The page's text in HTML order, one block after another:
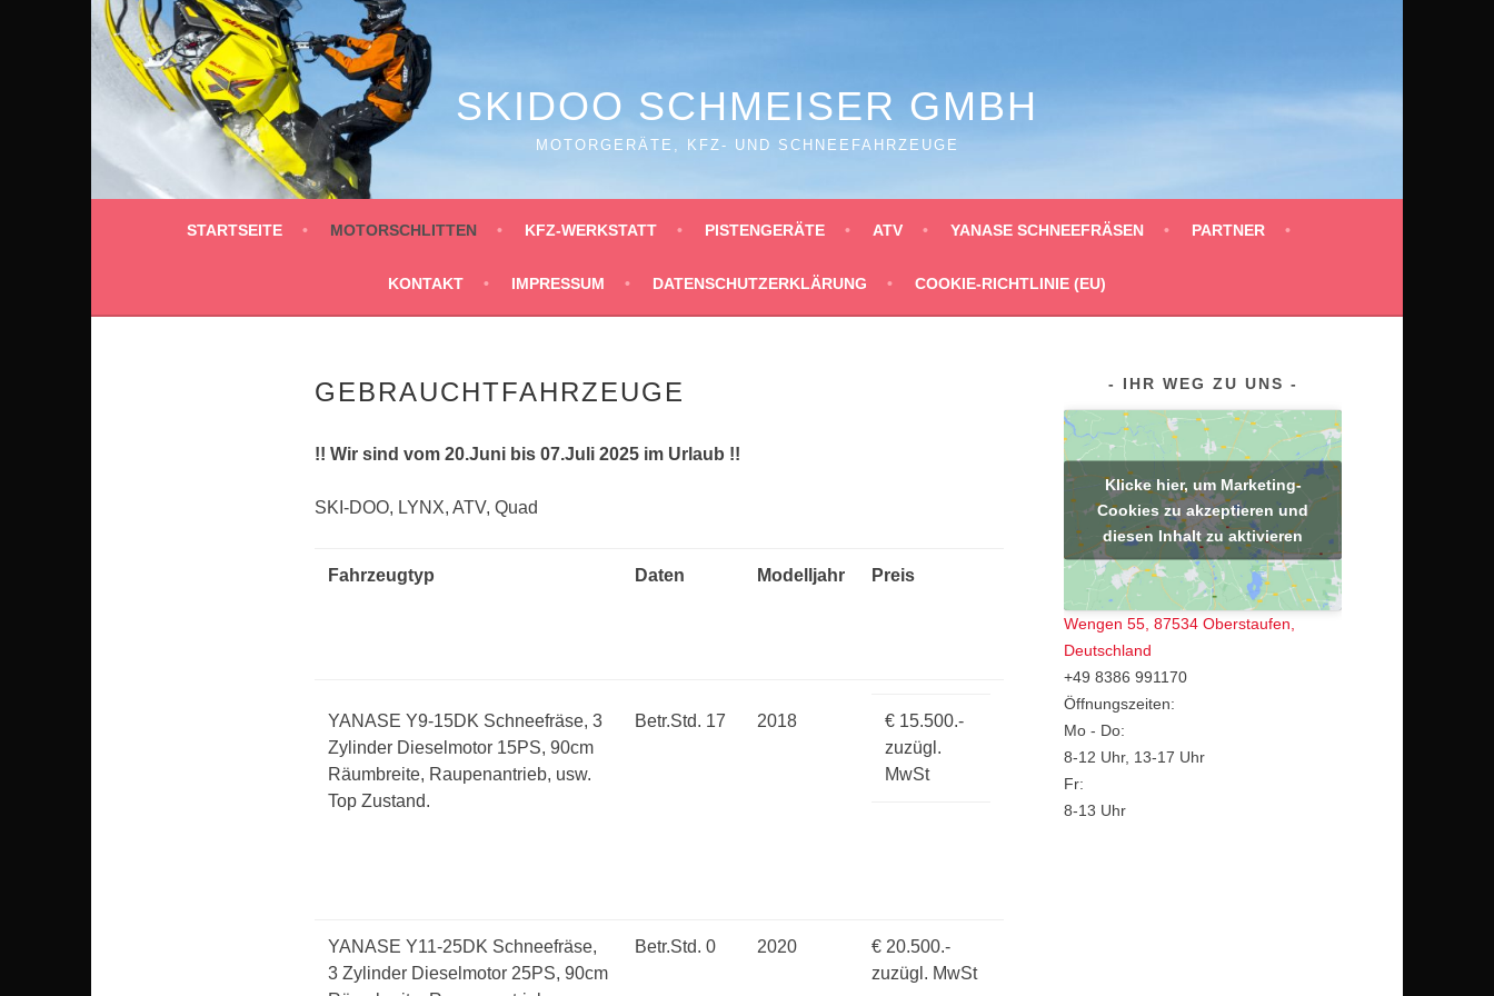
Springe
zum
Inhalt
SKIDOO SCHMEISER GMBH
MOTORGERÄTE, KFZ- UND SCHNEEFAHRZEUGE
STARTSEITE MOTORSCHLITTEN KFZ-WERKSTATT PISTENGERÄTE ATV YANASE SCHNEEFRÄSEN PARTNER
KONTAKT IMPRESSUM DATENSCHUTZERKLÄRUNG COOKIE-RICHTLINIE (EU)
GEBRAUCHTFAHRZEUGE
!! Wir sind vom 20.Juni bis 07.Juli 2025 im Urlaub !!
SKI-DOO, LYNX, ATV, Quad
Fahrzeugtyp Daten Modelljahr Preis
YANASE Y9-15DK Schneefräse, 3
Zylinder Dieselmotor 15PS, 90cm
Räumbreite, Raupenantrieb, usw.
Top Zustand.
Betr.Std. 17 2018
€ 15.500.-
zuzügl.
MwSt
YANASE Y11-25DK Schneefräse,
3 Zylinder Dieselmotor 25PS, 90cm
Betr.Std. 0 2020
€ 20.500.-
zuzügl. MwSt
IHR WEG ZU UNS
Klicke hier, um Marketing-
Cookies zu akzeptieren und
diesen Inhalt zu aktivieren
Wengen 55, 87534 Oberstaufen,
Deutschland
+49 8386 991170
Öffnungszeiten:
Mo - Do:
8-12 Uhr, 13-17 Uhr
Fr:
8-13 Uhr